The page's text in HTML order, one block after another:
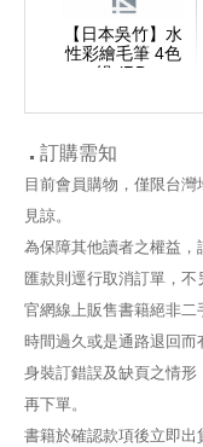
【日本吳竹】水
性彩繪毛筆 4色
組 (RB-
訂購需知
目前會員購物，僅限台
見諒。
為保障其他讀者之權益
匯款則逕行取消訂單，不
官網線上販售書籍絕非
時間過久或是通路退回
身裝訂錯誤及缺頁之情
再下單。
書籍於確認款項後立即